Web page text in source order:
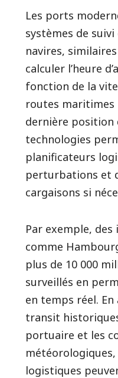
Les ports
systèmes de
navires,
calculer l’heure
fonction de la
routes
dernière position
technologies
planificateurs
perturbations et
cargaisons si
Par exemple,
comme
plus de 10 000
surveillés en
en temps réel.
transit
portuaire et les
logistiques